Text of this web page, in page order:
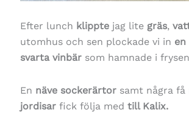
Efter lunch klipptejag lite gräs,
utomhus och sen plockade vi in
svarta vinbärsom hamnade i
En näve sockerärtorsamt några få
jordisarfick följa med till Kalix.